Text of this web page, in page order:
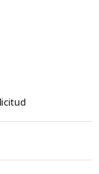
este nuevo medio